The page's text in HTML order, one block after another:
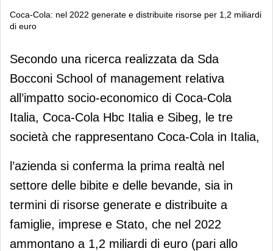
Coca-Cola: nel 2022 generate e distribuite risorse per 1,2 miliardi
di euro
Coca-Cola: nel 2022 generate e
distribuite risorse per 1,2 miliardi di
euro
Secondo una ricerca realizzata da Sda
Bocconi School of management relativa
all’impatto socio-economico di Coca-Cola
Italia, Coca-Cola Hbc Italia e Sibeg, le tre
società che rappresentano Coca-Cola in Italia,
l’azienda si conferma la prima realtà nel
settore delle bibite e delle bevande, sia in
termini di risorse generate e distribuite a
famiglie, imprese e Stato, che nel 2022
ammontano a 1,2 miliardi di euro (pari allo